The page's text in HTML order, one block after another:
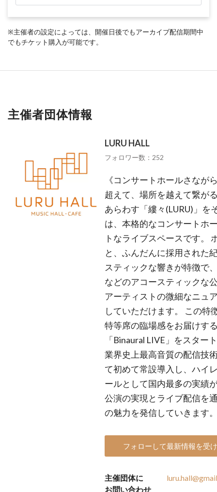
※主催者の設定によっては、開催日後でもアーカイブ配信期間中
でもチケット購入が可能です。
主催者団体情報
LURU HALL
フォロワー数：252
《コンサートホールさなが
超えて、場所を越えて繋が
あらわす「縷々(LURU)」を
は、本格的なコンサートホ
トなライブスペースです。
と、ふんだんに採用された
スティックな響きが特徴で
などのアコースティックな
アーティストの微細なニュ
していただけます。 この特
特等席の臨場感をお届けす
「Binaural LIVE」をスター
業界史上最高音質の配信技
て初めて常設導入し、ハイ
ールとして国内最多の実績
公演の実現とライブ配信を
の魅力を発信していきます
フォローして最新情報を受
主催団体に
お問い合わせ